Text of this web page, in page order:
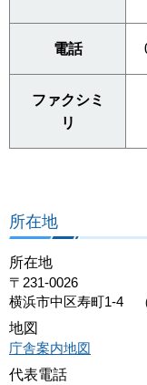
電話
ファクシミ
リ
所在地
所在地
〒231-0026
横浜市中区寿町1-4
地図
庁舎案内地図
代表電話